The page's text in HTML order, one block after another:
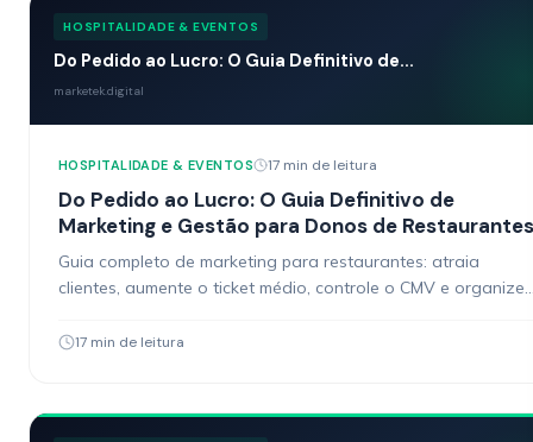
HOSPITALIDADE & EVENTOS
Do Pedido ao Lucro: O Guia Definitivo de...
marketek.digital
HOSPITALIDADE & EVENTOS 17 min de leitura
Do Pedido ao Lucro: O Guia Definitivo de
Marketing e Gestão para Donos de Restaurantes
Guia completo de marketing para restaurantes: atraia
clientes, aumente o ticket médio, controle o CMV e organize
17 min de leitura